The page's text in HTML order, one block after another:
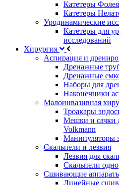
Катетеры Фолея
Катетеры
Уродинамические
Катетеры для
исследований
Хирургия
Аспирация и
Дренажные
Дренажные
Наборы для
Наконечники
Малоинвазивная
Троакары
Мешки и сачки
Volkmann
Манипуляторы
Скальпели и лезвия
Лезвия для
Скальпели
Сшивающие
Линейные